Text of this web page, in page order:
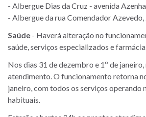
- Albergue Dias da Cruz - avenida
- Albergue da rua Comendador
Saúde - Haverá alteração no
saúde, serviços especializados e
Nos dias 31 de dezembro e 1º de janeiro,
atendimento. O funcionamento retorna
janeiro, com todos os serviços operando
habituais.